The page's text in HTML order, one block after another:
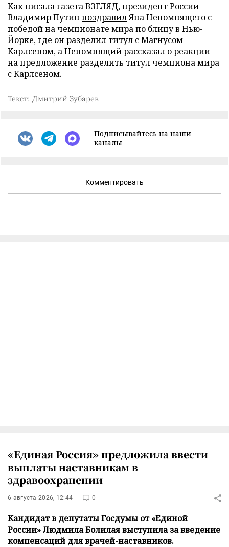
Как писала газета ВЗГЛЯД, президент России
Владимир Путин поздравилЯна Непомнящего с
победой на чемпионате мира по блицу в Нью-
Йорке, где он разделил титул с Магнусом
Карлсеном, а Непомнящийрассказал о реакции
на предложение разделить титул чемпиона мира
с Карлсеном.
Текст: Дмитрий Зубарев
Подписывайтесь на наши
каналы
Комментировать
«Единая Россия» предложила ввести
выплаты наставникам в
здравоохранении
6 августа 2026, 12:44 0
Кандидат в депутаты Госдумы от «Единой
России» Людмила Болилая выступила за введение
компенсаций для врачей-наставников.